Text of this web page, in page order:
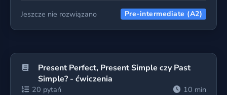
Jeszcze nie rozwiązano Pre-intermediate (A2)
Present Perfect, Present Simple czy Past
Simple? - ćwiczenia
20 pytań 10 min